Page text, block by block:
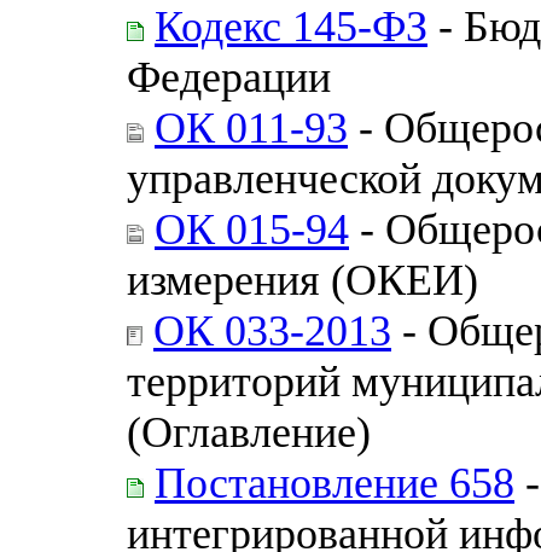
Кодекс 145-ФЗ -
Федерации
ОК 011-93 -
управленческой
ОК 015-94 -
измерения (ОКЕИ)
ОК 033-2013 -
территорий
(Оглавление)
Постановление 658
интегрированной